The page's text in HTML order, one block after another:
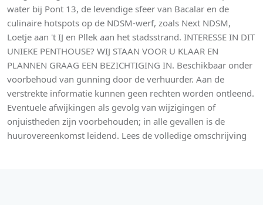
water bij Pont 13, de levendige sfeer van Bacalar en de
culinaire hotspots op de NDSM-werf, zoals Next NDSM,
Loetje aan 't IJ en Pllek aan het stadsstrand. INTERESSE IN DIT
UNIEKE PENTHOUSE? WIJ STAAN VOOR U KLAAR EN
PLANNEN GRAAG EEN BEZICHTIGING IN. Beschikbaar onder
voorbehoud van gunning door de verhuurder. Aan de
verstrekte informatie kunnen geen rechten worden ontleend.
Eventuele afwijkingen als gevolg van wijzigingen of
onjuistheden zijn voorbehouden; in alle gevallen is de
huurovereenkomst leidend. Lees de volledige omschrijving